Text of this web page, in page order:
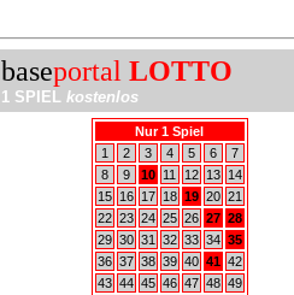
baseportal LOTTO
1 SPIEL kostenlos
Nur 1 Spiel
1
2 3 4 5 6
7
8
9 10 11 12 13
14
15
16 17 18 19 20 21
22 23 24 25 26 27 28
29 30 31 32 33 34 35
36 37 38 39 40 41 42
43 44 45 46 47 48 49